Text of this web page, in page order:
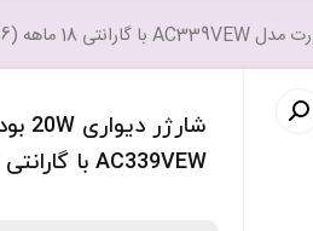
AC339VEW با گارانتی 18 ماهه (6 ماه تعویض)